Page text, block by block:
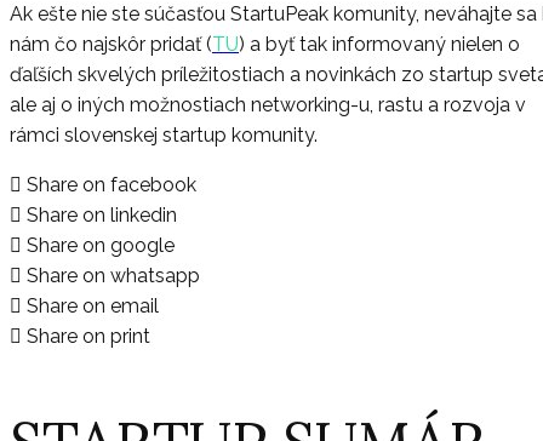
Ak ešte nie ste súčasťou StartuPeak komunity, neváhajte sa
nám čo najskôr pridať (TU) a byť tak informovaný nielen o
ďaľších skvelých príležitostiach a novinkách zo startup
ale aj o iných možnostiach networking-u, rastu a rozvoja v
rámci slovenskej startup komunity.
Share on facebook
Share on linkedin
Share on google
Share on whatsapp
Share on email
Share on print